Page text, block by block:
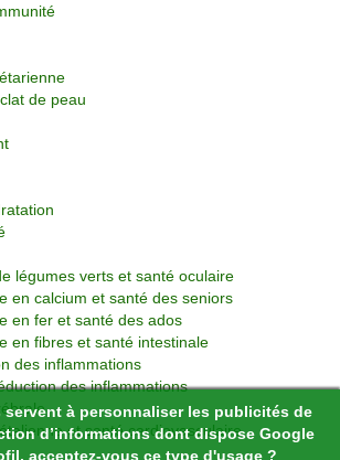
servent à personnaliser les publicités de
d’informations dont dispose Google
acceptez-vous ce type d'usage ?
de peau
légumes verts et santé oculaire
en calcium et santé des seniors
en fer et santé des ados
en fibres et santé intestinale
des inflammations
des inflammations
et santé cardiovasculaire